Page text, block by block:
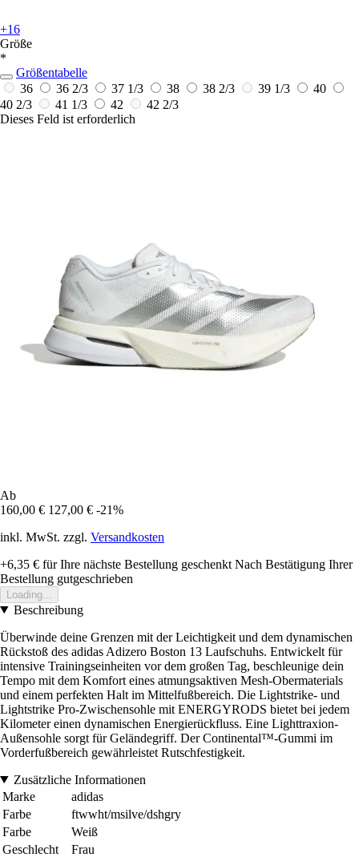
+16
Größe
*
Größentabelle
36
36 2/3 37 1/3 38 38 2/3 39 1/3
40
40 2/3
41 1/3 42
42 2/3
Dieses Feld ist erforderlich
Ab
160,00 € 127,00 € -21%
inkl. MwSt. zzgl. Versandkosten
+6,35 € für Ihre nächste Bestellung geschenkt Nach Bestätigung Ihrer
Bestellung gutgeschrieben
Loading...
Beschreibung
Überwinde deine Grenzen mit der Leichtigkeit und dem dynamischen
Rückstoß des adidas Adizero Boston 13 Laufschuhs. Entwickelt für
intensive Trainingseinheiten vor dem großen Tag, beschleunige dein
Tempo mit dem Komfort eines atmungsaktiven Mesh-Obermaterials
und einem perfekten Halt im Mittelfußbereich. Die Lightstrike- und
Lightstrike Pro-Zwischensohle mit ENERGYRODS bietet bei jedem
Kilometer einen dynamischen Energierückfluss. Eine Lighttraxion-
Außensohle sorgt für Geländegriff. Der Continental™-Gummi im
Vorderfußbereich gewährleistet Rutschfestigkeit.
Zusätzliche Informationen
Marke
adidas
Farbe
ftwwht/msilve/dshgry
Farbe
Weiß
Geschlecht
Frau